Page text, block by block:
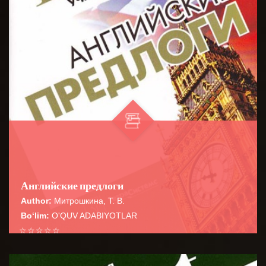
Английские предлоги
Author: Митрошкина, Т. В.
Bo‘lim: O'QUV ADABIYOTLAR
☆
☆
☆
☆
☆
Справочник содержит сведения о наиболее